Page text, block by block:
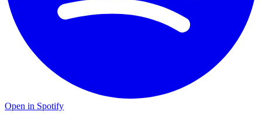
Open in Spotify